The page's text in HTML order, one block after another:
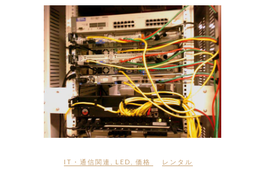
IT・通信関連 LED 価格 レンタル